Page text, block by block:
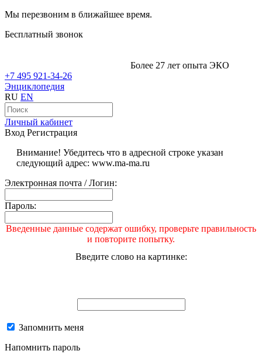
Мы перезвоним в ближайшее время.
Бесплатный звонок
Более 27 лет опыта ЭКО
+7 495 921-34-26
Энциклопедия
RU EN
Личный кабинет
Вход Регистрация
Внимание! Убедитесь что в адресной строке указан
следующий адрес: www.ma-ma.ru
Электронная почта / Логин:
Пароль:
Введенные данные содержат ошибку, проверьте правильность
и повторите попытку.
Введите слово на картинке:
Запомнить меня
Напомнить пароль